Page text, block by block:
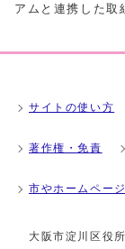
アムと連携した取
サイトの使い方
著作権・免責
市やホームペー
大阪市淀川区役所